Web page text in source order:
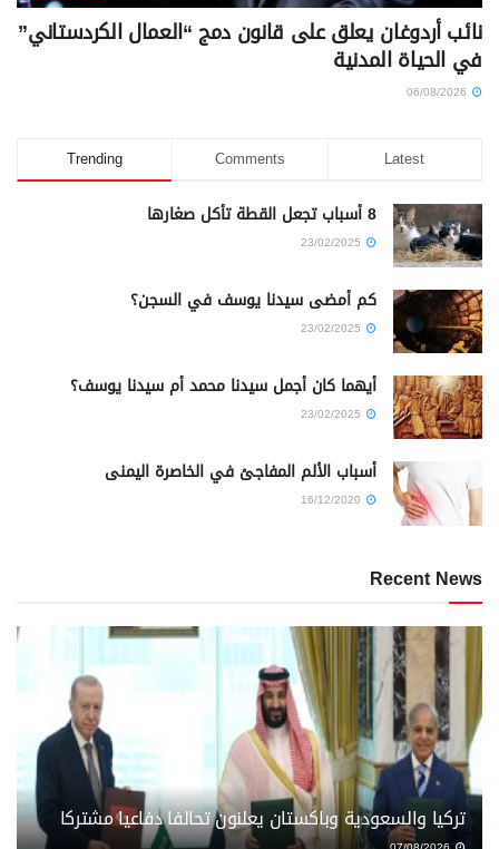
نائب أردوغان يعلق على قانون دمج “العمال الكردستاني”
في الحياة المدنية
Trending Comments Latest
8 أسباب تجعل القطة تأكل صغارها
كم أمضى سيدنا يوسف في السجن؟
أيهما كان أجمل سيدنا محمد أم سيدنا يوسف؟
أسباب الألم المفاجئ في الخاصرة اليمنى
Recent News
تركيا والسعودية وباكستان يعلنون تحالفا دفاعيا مشتركا